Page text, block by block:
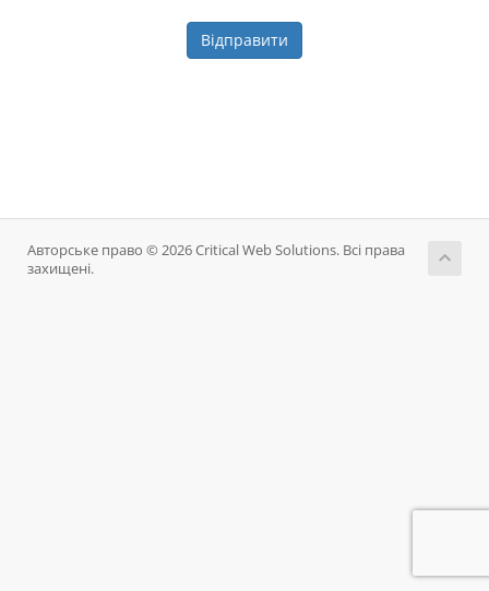
Відправити
Авторське право © 2026 Critical Web Solutions. Всі права
захищені.